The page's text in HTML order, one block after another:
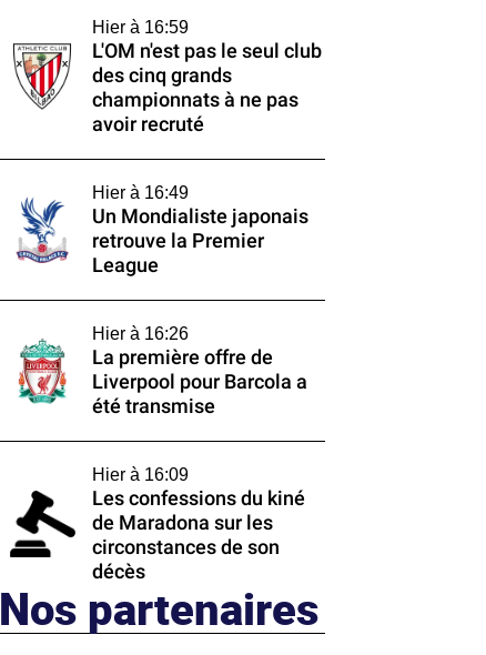
Hier à 16:59
L'OM n'est pas le seul club
des cinq grands
championnats à ne pas
avoir recruté
Hier à 16:49
Un Mondialiste japonais
retrouve la Premier
League
Hier à 16:26
La première offre de
Liverpool pour Barcola a
été transmise
Hier à 16:09
Les confessions du kiné
de Maradona sur les
circonstances de son
décès
Nos partenaires